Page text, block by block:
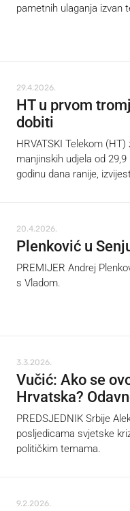
pametnih ulaganja izvan
29.4.2026.
HT u prvom
dobiti
HRVATSKI Telekom
manjinskih udjela od
godinu dana ranije,
20.4.2026.
Plenković u
PREMIJER Andrej
s Vladom.
3.3.2026.
Vučić: Ako se
Hrvatska?
PREDSJEDNIK Srbije
posljedicama svjetske
političkim temama.
9.2.2026.